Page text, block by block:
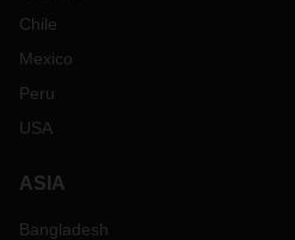
Chile
Mexico
Peru
USA
ASIA
Bangladesh